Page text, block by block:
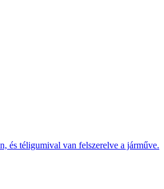
és téligumival van felszerelve a járműve.